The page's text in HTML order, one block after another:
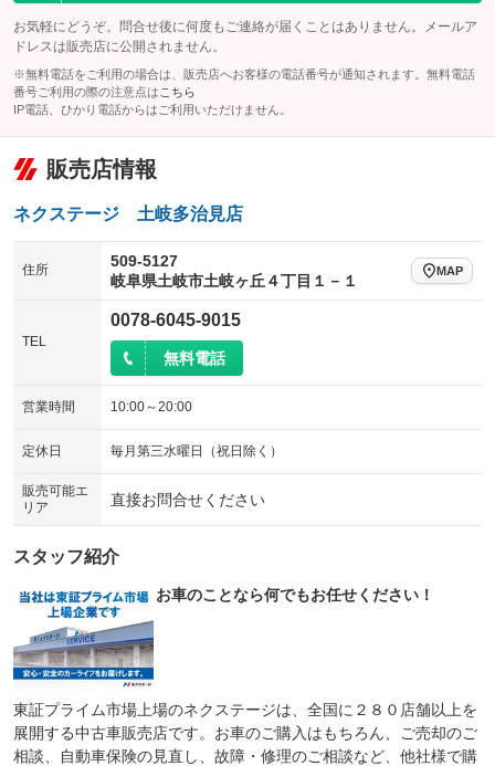
お気軽にどうぞ。問合せ後に何度もご連絡が届くことはありません。メールア
ドレスは販売店に公開されません。
※無料電話をご利用の場合は、販売店へお客様の電話番号が通知されます。無料電話
番号ご利用の際の注意点は こちら
IP電話、ひかり電話からはご利用いただけません。
販売店情報
ネクステージ 土岐多治見店
住所
509-5127
岐阜県土岐市土岐ヶ丘４丁目１－１
MAP
TEL
0078-6045-9015
無料電話
営業時間 10:00～20:00
定休日 毎月第三水曜日（祝日除く）
販売可能エ
リア
直接お問合せください
スタッフ紹介
お車のことなら何でもお任せください！
東証プライム市場上場のネクステージは、全国に２８０店舗以上を
展開する中古車販売店です。お車のご購入はもちろん、ご売却のご
相談、自動車保険の見直し、故障・修理のご相談など、他社様で購